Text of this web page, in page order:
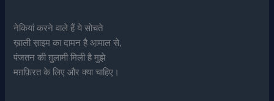
नेकियां करने वाले हैं ये सोचते
ख़ाली स़ाइम का दामन है आ़माल से,
पंजतन की ग़ुलामी मिली है मुझे
मग़फ़िरत के लिए और क्या चाहिए।